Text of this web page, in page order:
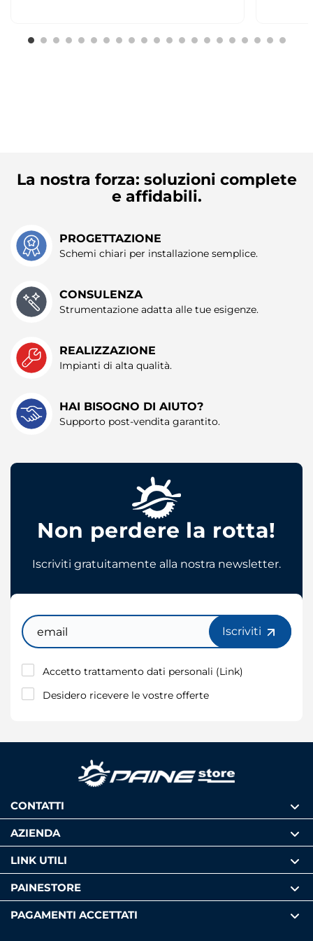
La nostra forza: soluzioni complete
e affidabili.
PROGETTAZIONE
Schemi chiari per installazione semplice.
CONSULENZA
Strumentazione adatta alle tue esigenze.
REALIZZAZIONE
Impianti di alta qualità.
HAI BISOGNO DI AIUTO?
Supporto post-vendita garantito.
Non perdere la rotta!
Iscriviti gratuitamente alla nostra newsletter.
Email
Iscriviti
Accetto trattamento dati personali (Link)
Desidero ricevere le vostre offerte
CONTATTI
AZIENDA
LINK UTILI
PAINESTORE
PAGAMENTI ACCETTATI